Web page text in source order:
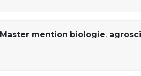
Master mention biologie,